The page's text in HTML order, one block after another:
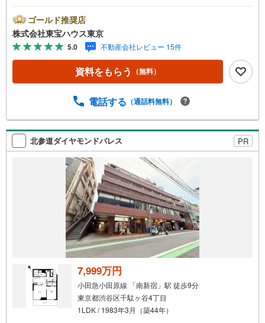
ayボーナスライトがもらえる「Yahoo！ 不動産 物件ご成約
キャンペーン」の対象になります。「資料をもらう」「見
学予約をする」ボタンからお問い合わせください。※必ずY
ahoo！ JAPAN IDでログインしてください。※PayPayボー
ナスライトは出金と譲渡はできません。ご案内・詳細な資
料のご請求はお気軽にどうぞ♪お電話でのお問い合わせも
ゴールド推奨店
株式会社東宝ハウス東京
5.0 不動産会社レビュー 15件
資料をもらう （無料）
電話する （通話料無料）
北参道ダイヤモンドパレス PR
7,999万円
小田急小田原線 「南新宿」駅 徒歩9分
東京都渋谷区千駄ヶ谷4丁目
1LDK / 1983年3月（築44年）